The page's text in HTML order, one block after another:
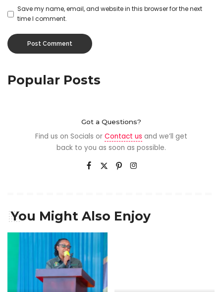
Save my name, email, and website in this browser for the next
time I comment.
Popular Posts
Got a Questions?
Find us on Socials or Contact us and we’ll get
back to you as soon as possible.
You Might Also Enjoy